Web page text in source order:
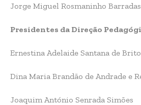
Jorge Miguel Rosmaninho Barradas
Presidentes da Direção
Ernestina Adelaide Santana de
Dina Maria Brandão de Andrade e
Joaquim António Senrada Simões